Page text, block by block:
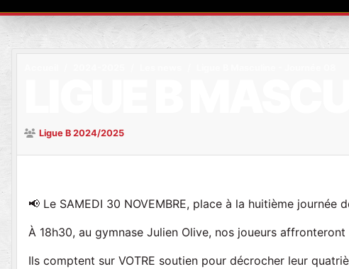
Ligue B 2024/2025
📢 Le SAMEDI 30 NOVEMBRE, place à la huitième journée
À 18h30, au gymnase Julien Olive, nos joueurs affronteront
Ils comptent sur VOTRE soutien pour décrocher leur